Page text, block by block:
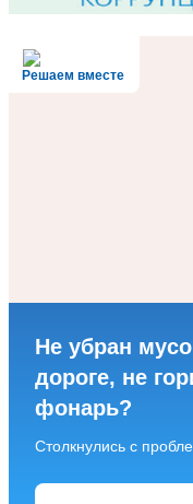
Решаем вместе
Не убран
дороге, не
фонарь?
Столкнулись с